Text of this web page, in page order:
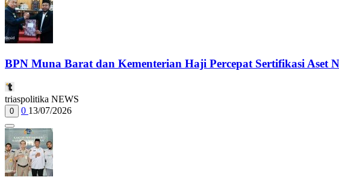
BPN Muna Barat dan Kementerian Haji Percepat Sertifikasi Aset
triaspolitika NEWS
0 0 13/07/2026